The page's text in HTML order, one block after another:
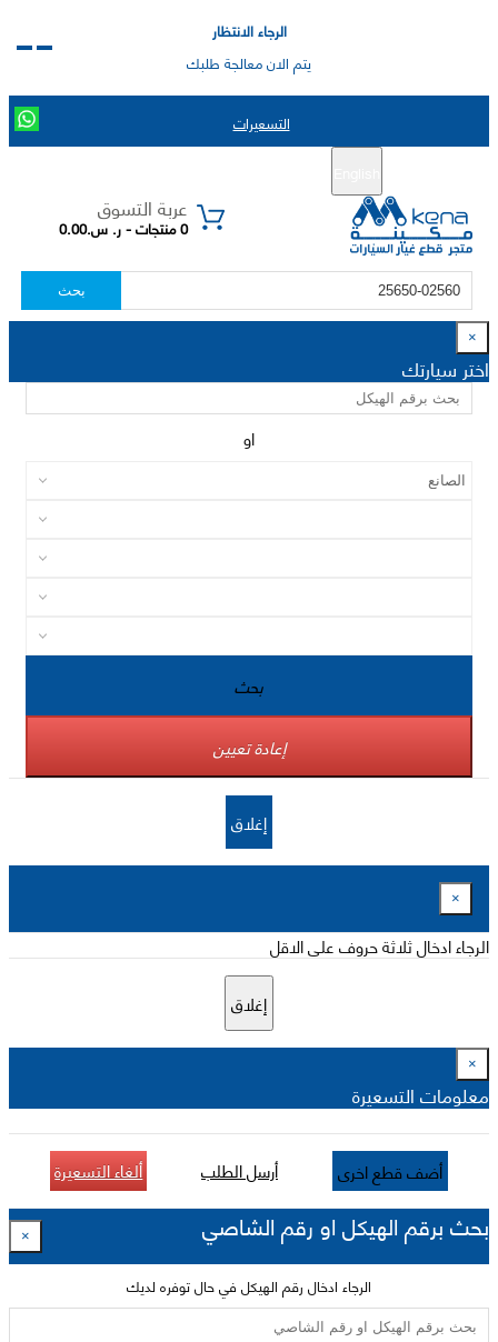
الرجاء الانتظار
يتم الان معالجة طلبك
التسعيرات
عربة التسوق
0 منتجات - ر. س.0.00
بحث
×
اختر سيارتك
او
بحث
إعادة تعيين
إغلاق
×
الرجاء ادخال ثلاثة حروف على الاقل
إغلاق
×
معلومات التسعيرة
أضف قطع اخرى أرسل الطلب ألغاء التسعيرة
بحث برقم الهيكل او رقم الشاصي ×
الرجاء ادخال رقم الهيكل في حال توفره لديك